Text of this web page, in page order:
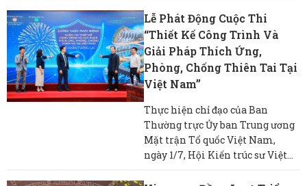
Lễ Phát Động Cuộc Thi
“Thiết Kế Công Trình Và
Giải Pháp Thích Ứng,
Phòng, Chống Thiên Tai Tại
Việt Nam”
Thực hiện chỉ đạo của Ban
Thường trực Ủy ban Trung ương
Mặt trận Tổ quốc Việt Nam,
ngày 1/7, Hội Kiến trúc sư Việt...